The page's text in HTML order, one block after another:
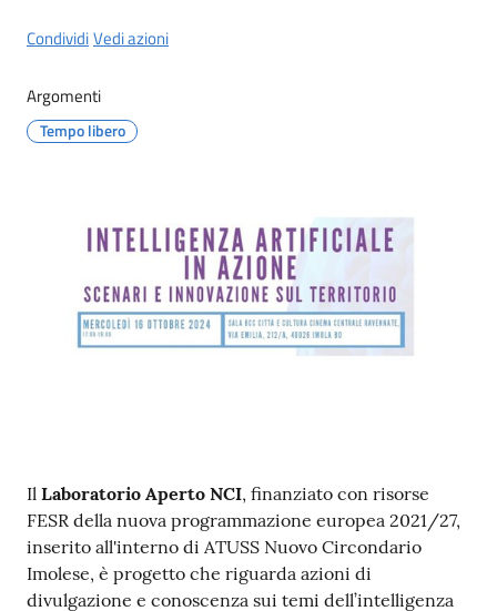
gli
argomenti
CondividiVedi azioni
Argomenti
Tempo libero
Contenuto
Il Laboratorio Aperto NCI, finanziato con risorse
FESR della nuova programmazione europea 2021/27,
inserito all'interno di ATUSS Nuovo Circondario
Imolese, è progetto che riguarda azioni di
divulgazione e conoscenza sui temi dell’intelligenza